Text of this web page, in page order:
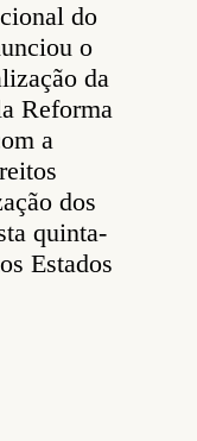
do
o
da
Reforma
a
dos
quinta-
Estados